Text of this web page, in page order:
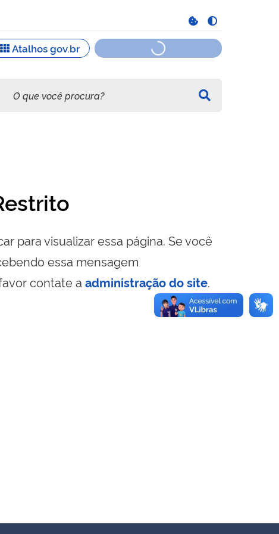
para visualizar essa página. Se você
essa mensagem
contate a administração do site.